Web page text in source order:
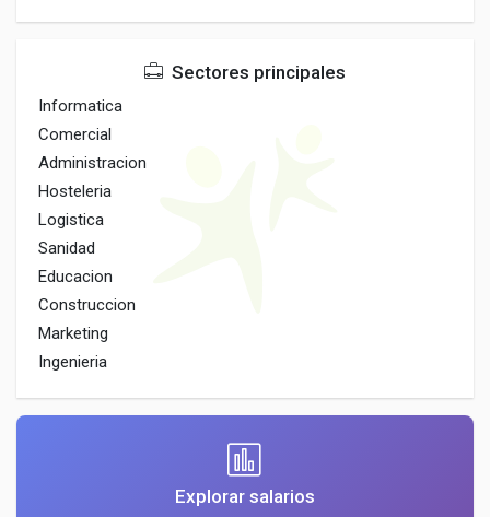
Sectores principales
Informatica
Comercial
Administracion
Hosteleria
Logistica
Sanidad
Educacion
Construccion
Marketing
Ingenieria
Explorar salarios